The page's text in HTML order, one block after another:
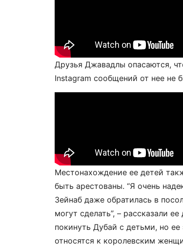
Друзья Джавадлы опасаются,
Instagram сообщений от нее не
Местонахождение ее детей
быть арестованы. “Я очень
Зейнаб даже обратилась в
могут сделать”, – рассказали
покинуть Дубай с детьми, но ее
относятся к королевским